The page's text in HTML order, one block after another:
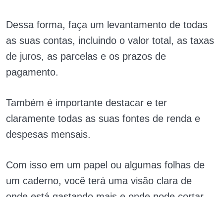
Dessa forma, faça um levantamento de todas
as suas contas, incluindo o valor total, as taxas
de juros, as parcelas e os prazos de
pagamento.
Também é importante destacar e ter
claramente todas as suas fontes de renda e
despesas mensais.
Com isso em um papel ou algumas folhas de
um caderno, você terá uma visão clara de